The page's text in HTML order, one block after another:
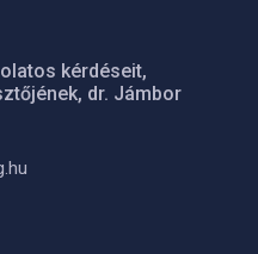
kérdéseit,
dr. Jámbor